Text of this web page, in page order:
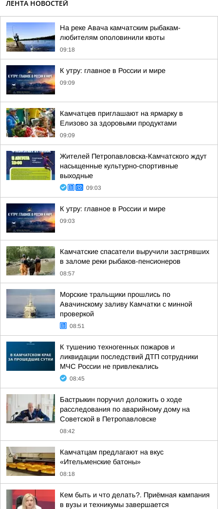
ЛЕНТА НОВОСТЕЙ
На реке Авача камчатским рыбакам-
любителям ополовинили квоты
09:18
К утру: главное в России и мире
09:09
Камчатцев приглашают на ярмарку в
Елизово за здоровыми продуктами
09:09
Жителей Петропавловска-Камчатского ждут
насыщенные культурно-спортивные
выходные
09:03
К утру: главное в России и мире
09:03
Камчатские спасатели выручили застрявших
в заломе реки рыбаков-пенсионеров
08:57
Морские тральщики прошлись по
Авачинскому заливу Камчатки с минной
проверкой
08:51
К тушению техногенных пожаров и
ликвидации последствий ДТП сотрудники
МЧС России не привлекались
08:45
Бастрыкин поручил доложить о ходе
расследования по аварийному дому на
Советской в Петропавловске
08:42
Камчатцам предлагают на вкус
«Ительменские батоны»
08:18
Кем быть и что делать?. Приёмная кампания
в вузы и техникумы завершается